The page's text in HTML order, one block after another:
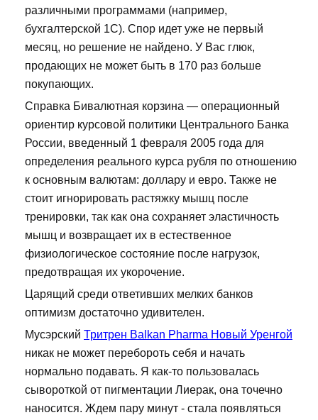
различными программами (например,
бухгалтерской 1С). Спор идет уже не первый
месяц, но решение не найдено. У Вас глюк,
продающих не может быть в 170 раз больше
покупающих.
Справка Бивалютная корзина — операционный
ориентир курсовой политики Центрального Банка
России, введенный 1 февраля 2005 года для
определения реального курса рубля по отношению
к основным валютам: доллару и евро. Также не
стоит игнорировать растяжку мышц после
тренировки, так как она сохраняет эластичность
мышц и возвращает их в естественное
физиологическое состояние после нагрузок,
предотвращая их укорочение.
Царящий среди ответивших мелких банков
оптимизм достаточно удивителен.
Мусэрский Тритрен Balkan Pharma Новый Уренгой
никак не может перебороть себя и начать
нормально подавать. Я как-то пользовалась
сывороткой от пигментации Лиерак, она точечно
наносится. Ждем пару минут - стала появляться